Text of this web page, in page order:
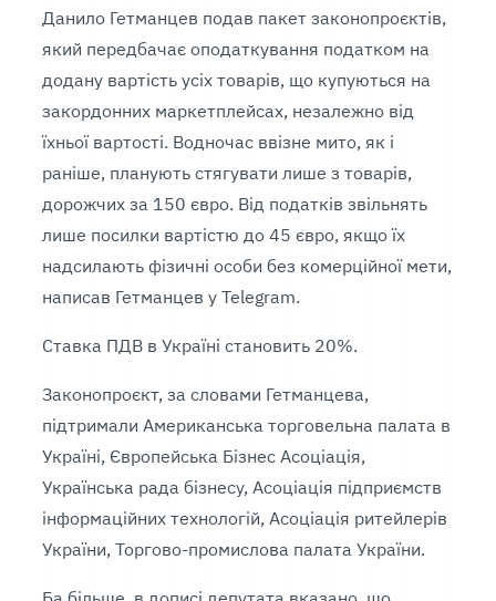
Данило Гетманцев подав пакет законопроєктів,
який передбачає оподаткування податком на
додану вартість усіх товарів, що купуються на
закордонних маркетплейсах, незалежно від
їхньої вартості. Водночас ввізне мито, як і
раніше, планують стягувати лише з товарів,
дорожчих за 150 євро. Від податків звільнять
лише посилки вартістю до 45 євро, якщо їх
надсилають фізичні особи без комерційної мети,
написав Гетманцев у Telegram.
Ставка ПДВ в Україні становить 20%.
Законопроєкт, за словами Гетманцева,
підтримали Американська торговельна палата в
Україні, Європейська Бізнес Асоціація,
Українська рада бізнесу, Асоціація підприємств
інформаційних технологій, Асоціація ритейлерів
України, Торгово-промислова палата України.